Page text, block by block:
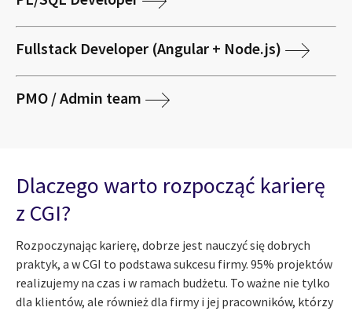
Fullstack Developer (Angular + Node.js)
PMO / Admin team
Dlaczego warto rozpocząć karierę
z CGI?
Rozpoczynając karierę, dobrze jest nauczyć się dobrych
praktyk, a w CGI to podstawa sukcesu firmy. 95% projektów
realizujemy na czas i w ramach budżetu. To ważne nie tylko
dla klientów, ale również dla firmy i jej pracowników, którzy